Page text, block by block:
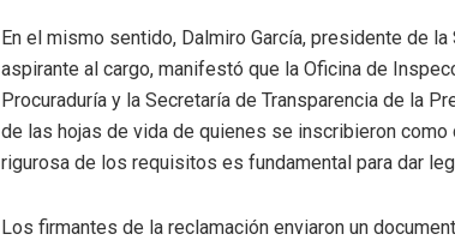
En el mismo sentido, Dalmiro García, presidente de
aspirante al cargo, manifestó que la Oficina de
Procuraduría y la Secretaría de Transparencia de la
de las hojas de vida de quienes se inscribieron
rigurosa de los requisitos es fundamental para dar
Los firmantes de la reclamación enviaron un